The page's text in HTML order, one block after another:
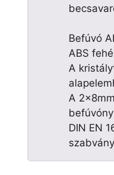
Befúvó
ABS
A
A
DIN EN